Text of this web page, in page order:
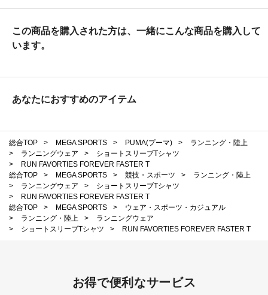
この商品を購入された方は、一緒にこんな商品を購入して
います。
あなたにおすすめのアイテム
総合TOP > MEGA SPORTS > PUMA(プーマ) >
ランニング・陸上
>
ランニングウェア >
ショートスリーブTシャツ
>
RUN FAVORTIES FOREVER FASTER T
総合TOP
> MEGA SPORTS > 競技・スポーツ >
ランニング・陸上
>
ランニングウェア >
ショートスリーブTシャツ
>
RUN FAVORTIES FOREVER FASTER T
総合TOP
> MEGA SPORTS >
ウェア・スポーツ・カジュアル
>
ランニング・陸上 >
ランニングウェア
>
ショートスリーブTシャツ > RUN FAVORTIES FOREVER FASTER T
お得で便利なサービス